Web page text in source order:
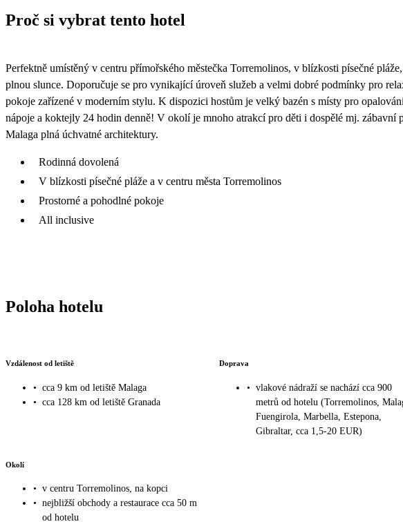
Proč si vybrat tento hotel
Perfektně umístěný v centru přímořského městečka Torremolinos, v blízkosti písečné
plnou slunce. Doporučuje se pro vynikající úroveň služeb a velmi dobré podmínky pro
pokoje zařízené v moderním stylu. K dispozici hostům je velký bazén s místy pro
nápoje a koktejly 24 hodin denně! V okolí je mnoho atrakcí pro děti i dospělé mj.
Malaga plná úchvatné architektury.
Rodinná dovolená
V blízkosti písečné pláže a v centru města Torremolinos
Prostorné a pohodlné pokoje
All inclusive
Poloha hotelu
Vzdálenost od letiště
• cca 9 km od letiště Malaga
• cca 128 km od letiště Granada
Doprava
• vlakové nádraží se nachází cca 900
metrů od hotelu (Torremolinos,
Fuengirola, Marbella, Estepona,
Gibraltar, cca 1,5-20 EUR)
Okolí
• v centru Torremolinos, na kopci
• nejbližší obchody a restaurace cca 50 m
od hotelu